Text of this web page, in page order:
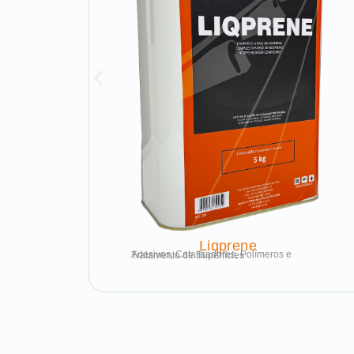
Liqprene
Adesivos, Catalisadores, Polímeros e Tratamento de Superfícies